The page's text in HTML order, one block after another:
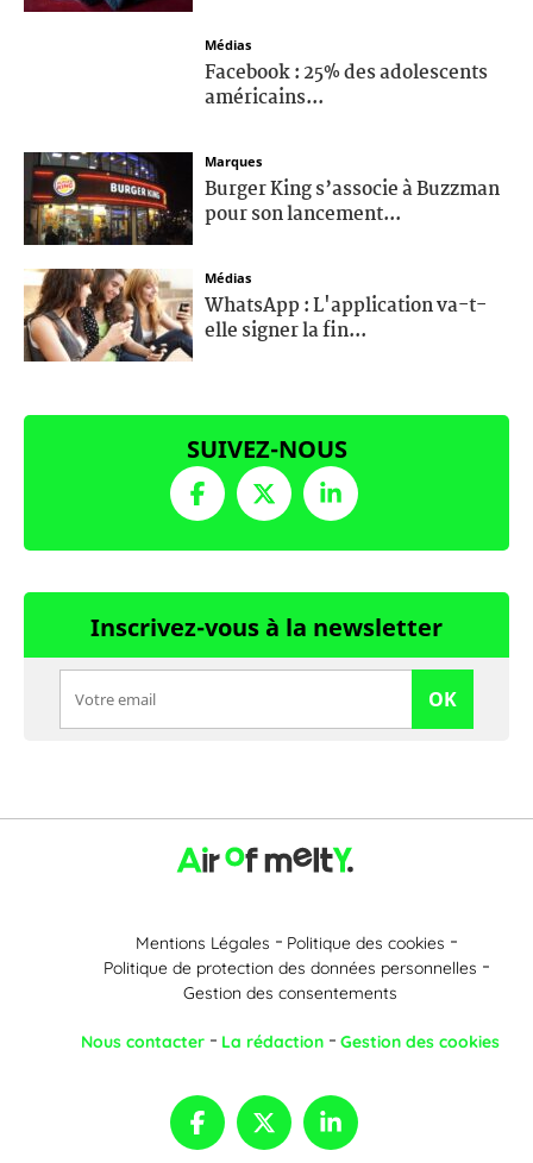
Médias
Facebook : 25% des adolescents
américains...
Marques
Burger King s’associe à Buzzman
pour son lancement...
Médias
WhatsApp : L'application va-t-
elle signer la fin...
SUIVEZ-NOUS
Inscrivez-vous à la newsletter
OK
Mentions Légales
Politique des cookies
Politique de protection des données personnelles
Gestion des consentements
Nous contacter La rédaction Gestion des cookies